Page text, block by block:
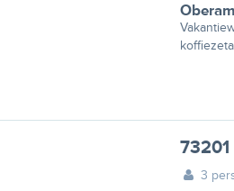
73201
3